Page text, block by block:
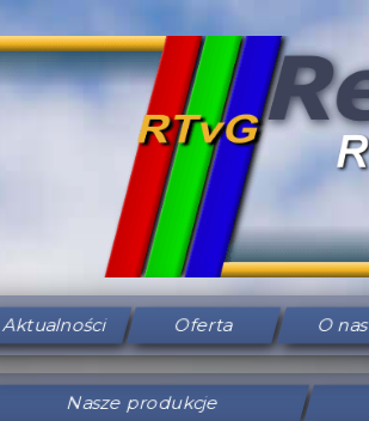
Aktualności Oferta O nas
Nasze produkcje